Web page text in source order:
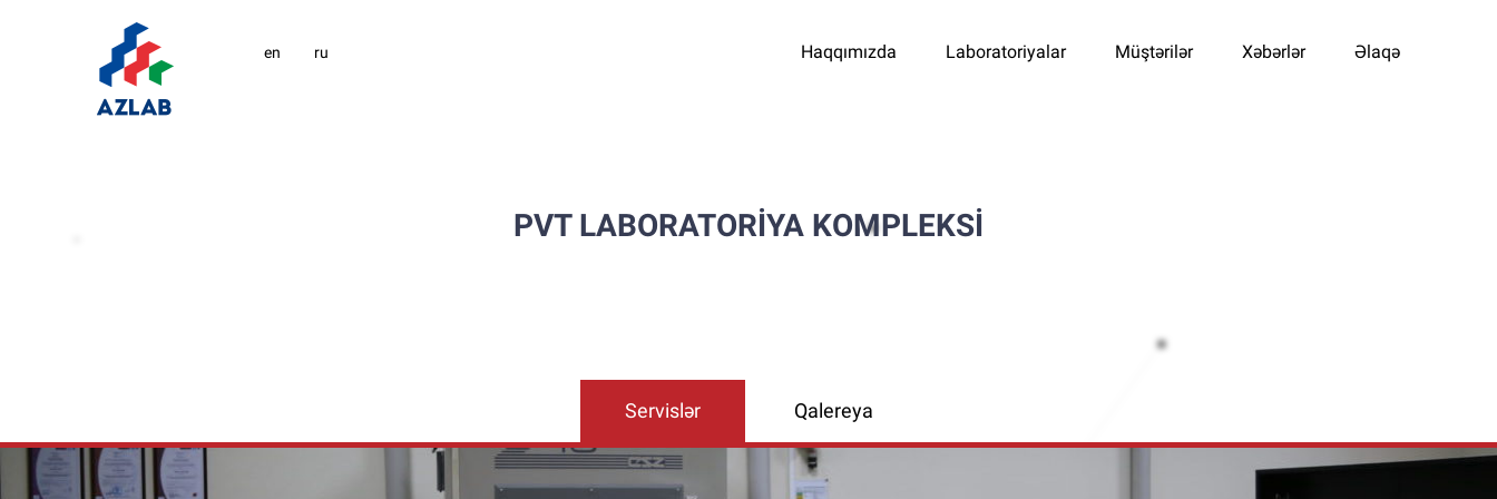
en ru Haqqımızda Laboratoriyalar Müştərilər Xəbərlər Əlaqə
PVT LABORATORİYA KOMPLEKSİ
Servislər Qalereya